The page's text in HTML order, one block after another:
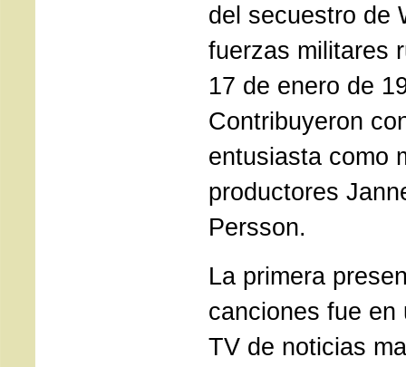
del secuestro de
fuerzas militares
17 de enero de
Contribuyeron
entusiasta como
productores
Persson.
La primera
canciones fue en
TV de noticias